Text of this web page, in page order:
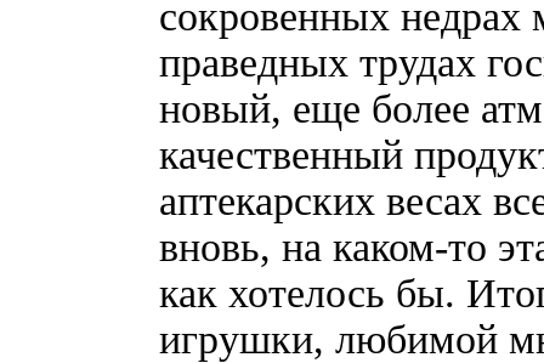
сокровенных недрах
праведных трудах
новый, еще более
качественный
аптекарских весах
вновь, на каком-то
как хотелось бы.
игрушки, любимой